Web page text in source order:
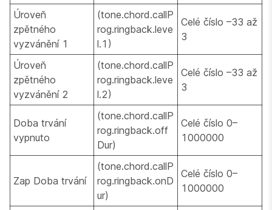
Úroveň
zpětného
vyzvánění 1
(tone.chord.callP
rog.ringback.leve
l.1)
Celé číslo –33 až
3
Úroveň
zpětného
vyzvánění 2
(tone.chord.callP
rog.ringback.leve
l.2)
Celé číslo –33 až
3
Doba trvání
vypnuto
(tone.chord.callP
rog.ringback.off
Dur)
Celé číslo 0–
1000000
Zap Doba trvání
(tone.chord.callP
rog.ringback.onD
ur)
Celé číslo 0–
1000000